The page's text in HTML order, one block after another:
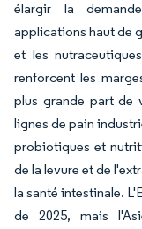
élargir la
applications haut de
et les
renforcent les
plus grande part de
lignes de pain
probiotiques et
de la levure et de
la santé intestinale.
de 2025, mais